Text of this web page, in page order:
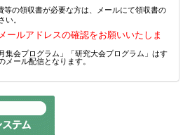
等の領収書が必要な方は、メールにて領収書の
。
ルアドレスの確認をお願いいたしま
集会プログラム」「研究大会プログラム」はす
メール配信となります。